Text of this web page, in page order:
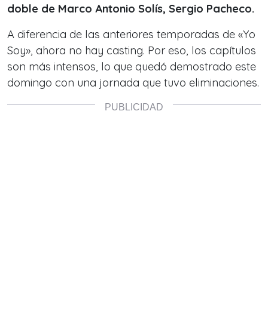
doble de Marco Antonio Solís, Sergio Pacheco.
A diferencia de las anteriores temporadas de «Yo
Soy», ahora no hay casting. Por eso, los capítulos
son más intensos, lo que quedó demostrado este
domingo con una jornada que tuvo eliminaciones.